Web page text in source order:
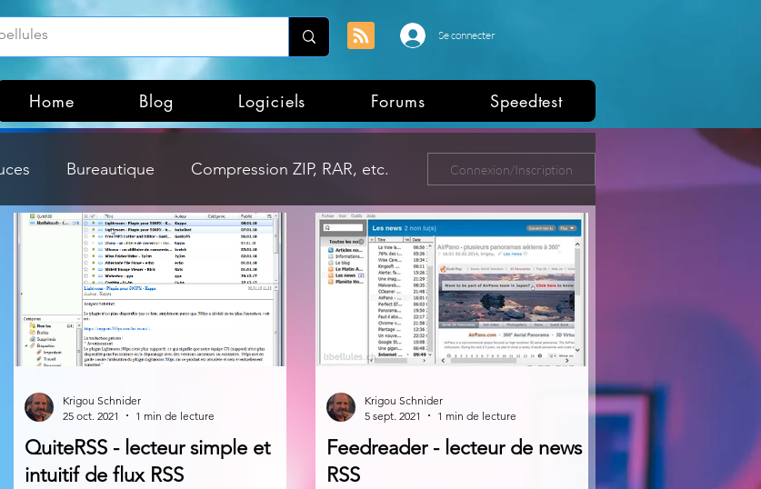
Se connecter
Home Blog Logiciels Forums Speedtest
Bureautique Compression ZIP, RAR, etc.
Dossier Windows Explorateurs de fichiers
Hardware Internet
Nirsoft Occupation disque
Connexion/Inscription
QuiteRSS - lecteur simple et
intuitif de flux RSS
Krigou Schnider
25 oct. 2021
1 min de lecture
Feedreader - lecteur de news
RSS
Krigou Schnider
5 sept. 2021
1 min de lecture